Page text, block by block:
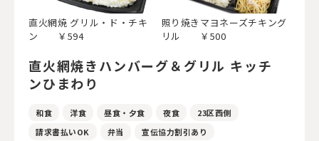
直火網焼 グリル・ド・チキ
ン ￥594
照り焼きマヨネーズチキング
リル ￥500
直火網焼きハンバーグ＆グリル キッチ
ンひまわり
和食 洋食 昼食・夕食 夜食
23区西側
請求書払いOK
弁当 宣伝協力割引あり